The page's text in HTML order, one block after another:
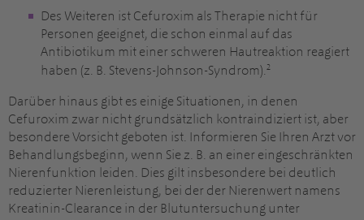
Des Weiteren ist Cefuroxim als Therapie nicht für
Personen geeignet, die schon einmal auf das
Antibiotikum mit einer schweren Hautreaktion reagiert
haben (z. B. Stevens-Johnson-Syndrom). 2
Darüber hinaus gibt es einige Situationen, in denen
Cefuroxim zwar nicht grundsätzlich kontraindiziert ist, aber
besondere Vorsicht geboten ist. Informieren Sie Ihren Arzt vor
Behandlungsbeginn, wenn Sie z. B. an einer eingeschränkten
Nierenfunktion leiden. Dies gilt insbesondere bei deutlich
reduzierter Nierenleistung, bei der der Nierenwert namens
Kreatinin-Clearance in der Blutuntersuchung unter